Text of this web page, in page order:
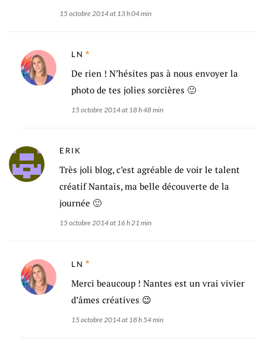
15 octobre 2014 at 13 h 04 min
LN
De rien ! N’hésites pas à nous envoyer la
photo de tes jolies sorcières 🙂
15 octobre 2014 at 18 h 48 min
ERIK
Très joli blog, c’est agréable de voir le talent
créatif Nantais, ma belle découverte de la
journée 🙂
15 octobre 2014 at 16 h 21 min
LN
Merci beaucoup ! Nantes est un vrai vivier
d’âmes créatives 😉
15 octobre 2014 at 18 h 54 min